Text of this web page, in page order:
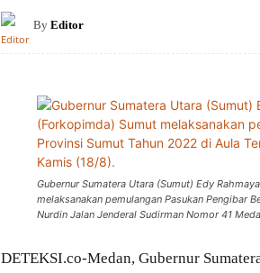
By Editor
Gubernur Sumatera Utara (Sumut) Edy
melaksanakan pemulangan Pasukan Pengibar
Nurdin Jalan Jenderal Sudirman Nomor 41
DETEKSI.co-Medan, Gubernur